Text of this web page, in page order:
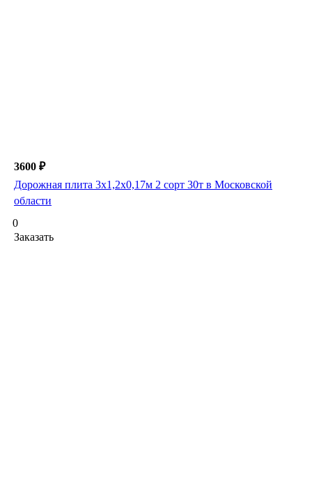
3600 ₽
Дорожная плита 3х1,2х0,17м 2 сорт 30т в Московской
области
0
Заказать